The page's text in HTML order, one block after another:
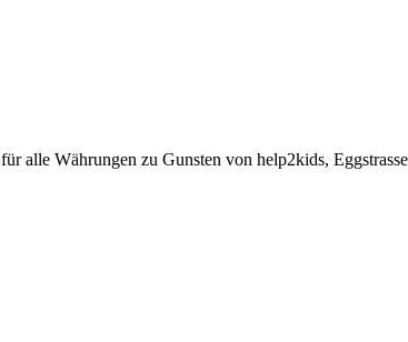
für alle Währungen zu Gunsten von help2kids,